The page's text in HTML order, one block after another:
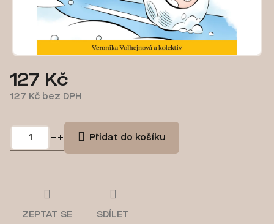
127 Kč
127 Kč bez DPH
Přidat do košíku
ZEPTAT SE SDÍLET